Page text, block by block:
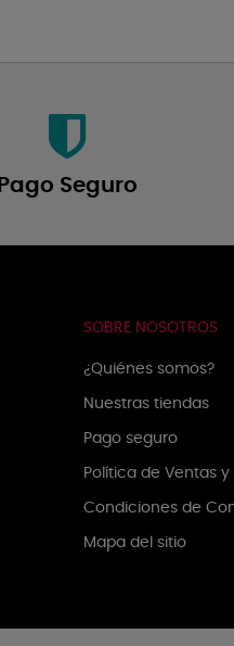
Pago Seguro
SOBRE NOSOTROS
¿Quiénes somos?
Nuestras tiendas
Pago seguro
Política de Ventas
Condiciones de
Mapa del sitio